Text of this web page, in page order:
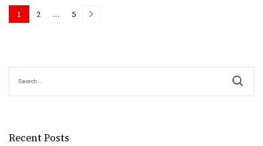
Posts
Page
1 Page
2 … Page
5
for:
Recent Posts